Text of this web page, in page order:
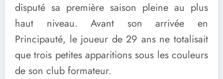
disputé sa première saison pleine au plus
haut niveau. Avant son arrivée en
Principauté, le joueur de 29 ans ne totalisait
que trois petites apparitions sous les couleurs
de son club formateur.